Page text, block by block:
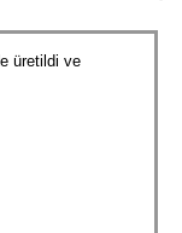
üretildi ve